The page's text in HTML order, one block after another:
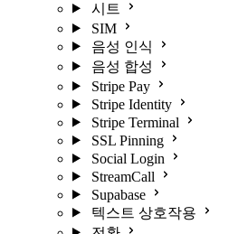
시트
SIM
음성 인식
음성 합성
Stripe Pay
Stripe Identity
Stripe Terminal
SSL Pinning
Social Login
StreamCall
Supabase
텍스트 상호작용